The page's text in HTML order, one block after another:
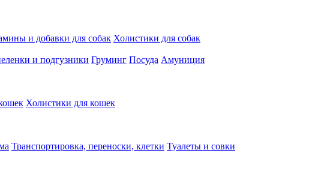
и добавки для собак Холистики для собак
и подгузники Груминг Посуда Амуниция
Холистики для кошек
Транспортировка, переноски, клетки Туалеты и совки